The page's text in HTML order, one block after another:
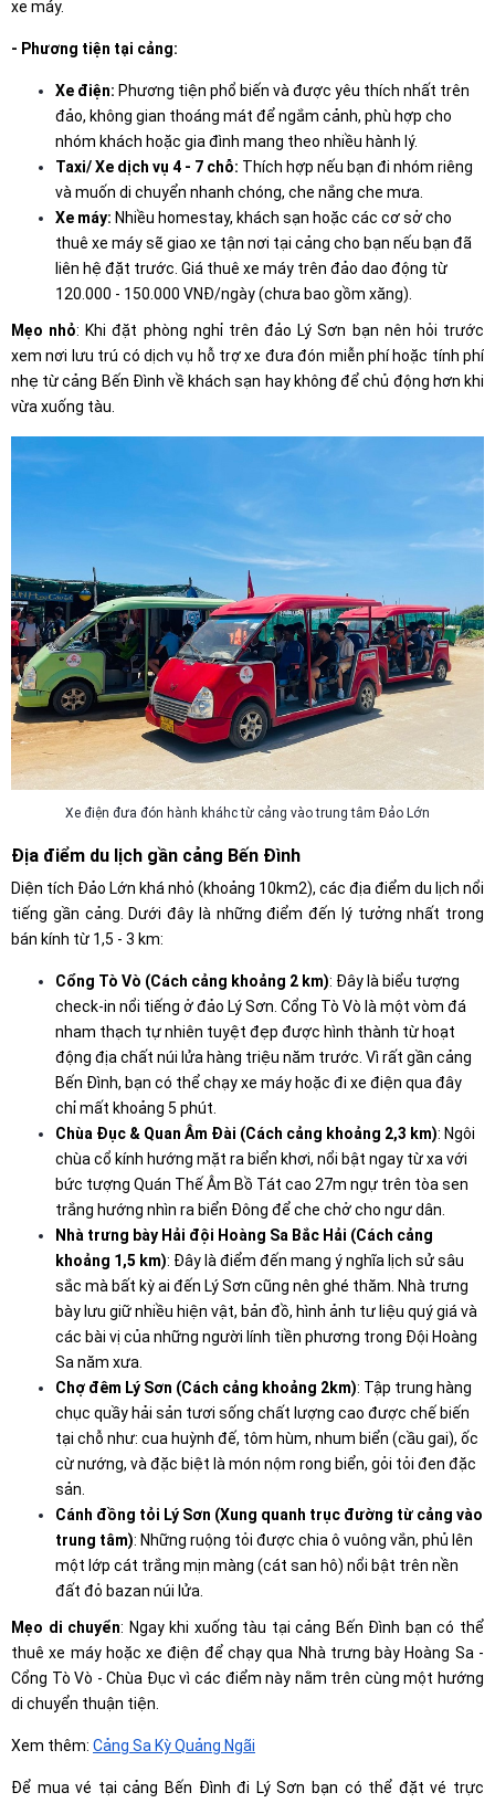
xe máy.
- Phương tiện tại cảng:
Xe điện: Phương tiện phổ biến và được yêu thích nhất trên
đảo, không gian thoáng mát để ngắm cảnh, phù hợp cho
nhóm khách hoặc gia đình mang theo nhiều hành lý.
Taxi/ Xe dịch vụ 4 - 7 chỗ: Thích hợp nếu bạn đi nhóm riêng
và muốn di chuyển nhanh chóng, che nắng che mưa.
Xe máy: Nhiều homestay, khách sạn hoặc các cơ sở cho
thuê xe máy sẽ giao xe tận nơi tại cảng cho bạn nếu bạn đã
liên hệ đặt trước. Giá thuê xe máy trên đảo dao động từ
120.000 - 150.000 VNĐ/ngày (chưa bao gồm xăng).
Mẹo nhỏ: Khi đặt phòng nghỉ trên đảo Lý Sơn bạn nên hỏi trước
xem nơi lưu trú có dịch vụ hỗ trợ xe đưa đón miễn phí hoặc tính phí
nhẹ từ cảng Bến Đình về khách sạn hay không để chủ động hơn khi
vừa xuống tàu.
Xe điện đưa đón hành kháhc từ cảng vào trung tâm Đảo Lớn
Địa điểm du lịch gần cảng Bến Đình
Diện tích Đảo Lớn khá nhỏ (khoảng 10km2), các địa điểm du lịch nổi
tiếng gần cảng. Dưới đây là những điểm đến lý tưởng nhất trong
bán kính từ 1,5 - 3 km:
Cổng Tò Vò (Cách cảng khoảng 2 km): Đây là biểu tượng
check-in nổi tiếng ở đảo Lý Sơn. Cổng Tò Vò là một vòm đá
nham thạch tự nhiên tuyệt đẹp được hình thành từ hoạt
động địa chất núi lửa hàng triệu năm trước. Vì rất gần cảng
Bến Đình, bạn có thể chạy xe máy hoặc đi xe điện qua đây
chỉ mất khoảng 5 phút.
Chùa Đục & Quan Âm Đài (Cách cảng khoảng 2,3 km): Ngôi
chùa cổ kính hướng mặt ra biển khơi, nổi bật ngay từ xa với
bức tượng Quán Thế Âm Bồ Tát cao 27m ngự trên tòa sen
trắng hướng nhìn ra biển Đông để che chở cho ngư dân.
Nhà trưng bày Hải đội Hoàng Sa Bắc Hải (Cách cảng
khoảng 1,5 km): Đây là điểm đến mang ý nghĩa lịch sử sâu
sắc mà bất kỳ ai đến Lý Sơn cũng nên ghé thăm. Nhà trưng
bày lưu giữ nhiều hiện vật, bản đồ, hình ảnh tư liệu quý giá và
các bài vị của những người lính tiền phương trong Đội Hoàng
Sa năm xưa.
Chợ đêm Lý Sơn (Cách cảng khoảng 2km): Tập trung hàng
chục quầy hải sản tươi sống chất lượng cao được chế biến
tại chỗ như: cua huỳnh đế, tôm hùm, nhum biển (cầu gai), ốc
cừ nướng, và đặc biệt là món nộm rong biển, gỏi tỏi đen đặc
sản.
Cánh đồng tỏi Lý Sơn (Xung quanh trục đường từ cảng vào
trung tâm): Những ruộng tỏi được chia ô vuông vắn, phủ lên
một lớp cát trắng mịn màng (cát san hô) nổi bật trên nền
đất đỏ bazan núi lửa.
Mẹo di chuyển: Ngay khi xuống tàu tại cảng Bến Đình bạn có thể
thuê xe máy hoặc xe điện để chạy qua Nhà trưng bày Hoàng Sa -
Cổng Tò Vò - Chùa Đục vì các điểm này nằm trên cùng một hướng
di chuyển thuận tiện.
Xem thêm: Cảng Sa Kỳ Quảng Ngãi
Để mua vé tại cảng Bến Đình đi Lý Sơn bạn có thể đặt vé trực